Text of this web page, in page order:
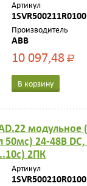
Артикул
1SVR500211R0100
Производитель
ABB
10 097,48Р
В корзину
модульное
24-48B
2ПК
Артикул
1SVR500210R0100